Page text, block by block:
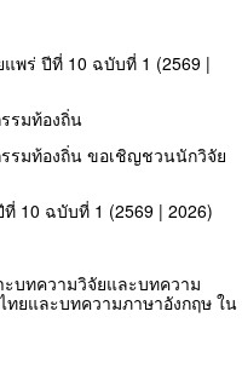
พร่ ปีที่ 10 ฉบับที่ 1 (2569 |
รมท้องถิ่น
รมท้องถิ่น ขอเชิญชวนนักวิจัย
10 ฉบับที่ 1 (2569 | 2026)
บทความวิจัยและบทความ
ยและบทความภาษาอังกฤษ ใน